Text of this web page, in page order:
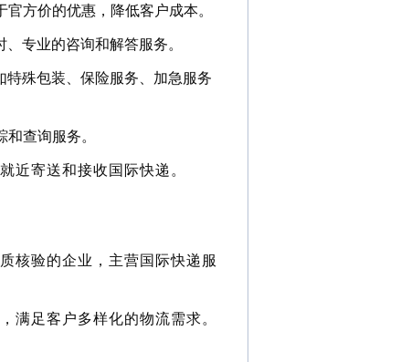
方价的优惠，降低客户成本。
专业的咨询和解答服务。
特殊包装、保险服务、加急服务
查询服务。
近寄送和接收国际快递。
核验的企业，主营国际快递服
满足客户多样化的物流需求。